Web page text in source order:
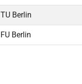
TU Berlin
FU Berlin